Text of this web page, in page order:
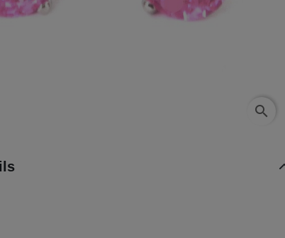
search